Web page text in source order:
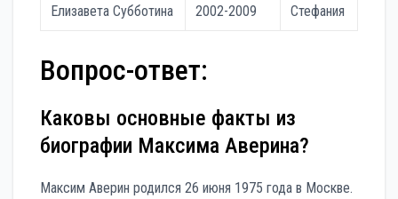
Елизавета Субботина 2002-2009 Стефания
Вопрос-ответ:
Каковы основные факты из
биографии Максима Аверина?
Максим Аверин родился 26 июня 1975 года в Москве.